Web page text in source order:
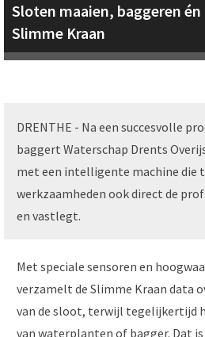
Sloten maaien, baggeren
Slimme Kraan
DRENTHE - Na een succesvolle
baggert Waterschap Drents
met een intelligente machine die
werkzaamheden ook direct de
en vastlegt.
Met speciale sensoren en
verzamelt de Slimme Kraan data
van de sloot, terwijl tegelijkertijd
van waterplanten of bagger. Dat